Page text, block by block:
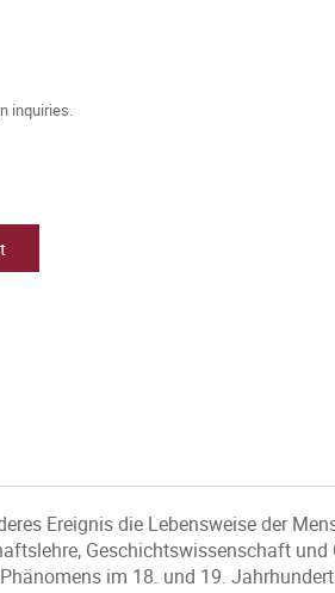
inquiries.
Ereignis die Lebensweise der
Geschichtswissenschaft und
im 18. und 19.